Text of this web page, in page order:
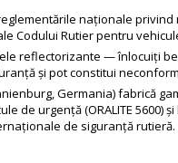
reglementările naționale
Codului Rutier pentru
reflectorizante — înlocuiți
și pot constitui
Germania) fabrică
de urgență (ORALITE
de siguranță rutieră.